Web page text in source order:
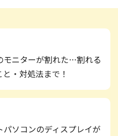
モニターが割れた…割れる
・対処法まで！
パソコンのディスプレイが